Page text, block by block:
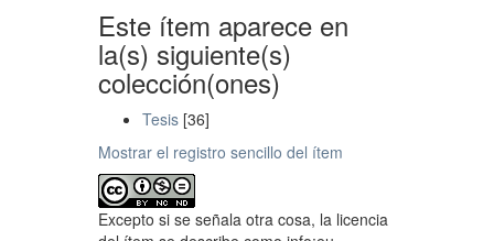
Este ítem aparece en
la(s) siguiente(s)
colección(ones)
Tesis [36]
Mostrar el registro sencillo del ítem
Excepto si se señala otra cosa, la licencia